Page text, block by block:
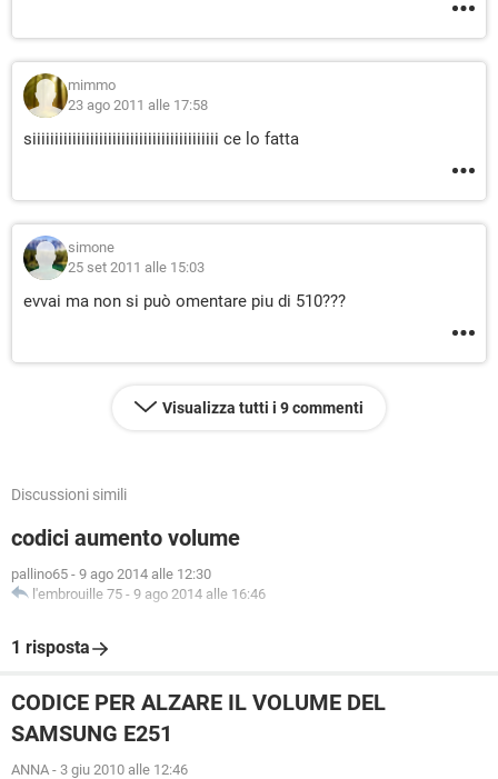
mimmo
23 ago 2011 alle 17:58
siiiiiiiiiiiiiiiiiiiiiiiiiiiiiiiiiiiiiiiiii ce lo fatta
simone
25 set 2011 alle 15:03
evvai ma non si può omentare piu di 510???
Visualizza tutti i 9 commenti
Discussioni simili
codici aumento volume
pallino65 - 9 ago 2014 alle 12:30
l'embrouille 75 - 9 ago 2014 alle 16:46
1 risposta
CODICE PER ALZARE IL VOLUME DEL
SAMSUNG E251
ANNA - 3 giu 2010 alle 12:46